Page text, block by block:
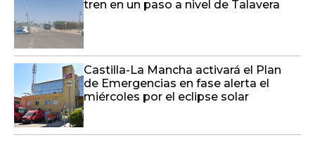
tren en un paso a nivel de Talavera
Castilla-La Mancha activará el Plan
de Emergencias en fase alerta el
miércoles por el eclipse solar